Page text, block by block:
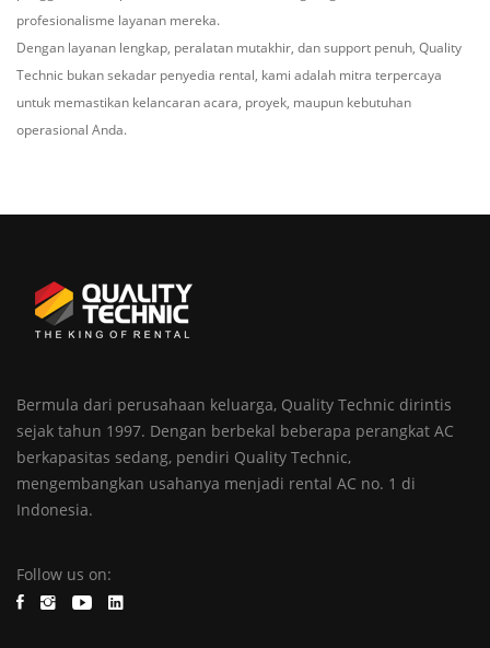
profesionalisme layanan mereka.
Dengan layanan lengkap, peralatan mutakhir, dan support penuh, Quality
Technic bukan sekadar penyedia rental, kami adalah mitra terpercaya
untuk memastikan kelancaran acara, proyek, maupun kebutuhan
operasional Anda.
Bermula dari perusahaan keluarga, Quality Technic dirintis
sejak tahun 1997. Dengan berbekal beberapa perangkat AC
berkapasitas sedang, pendiri Quality Technic,
mengembangkan usahanya menjadi rental AC no. 1 di
Indonesia.
Follow us on: